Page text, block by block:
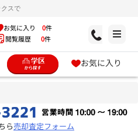
スで
お気に入り 0件
閲覧履歴 0件
お気に入り
ら売却査定フォーム